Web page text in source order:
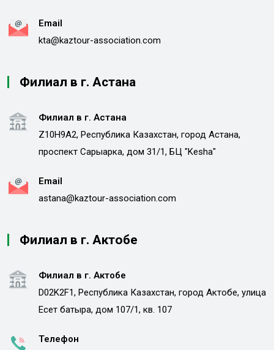
Email
kta@kaztour-association.com
Филиал в г. Астана
Филиал в г. Астана
Z10H9A2, Республика Казахстан, город Астана,
проспект Сарыарка, дом 31/1, БЦ "Kesha"
Email
astana@kaztour-association.com
Филиал в г. Актобе
Филиал в г. Актобе
D02K2F1, Республика Казахстан, город Актобе, улица
Есет батыра, дом 107/1, кв. 107
Телефон